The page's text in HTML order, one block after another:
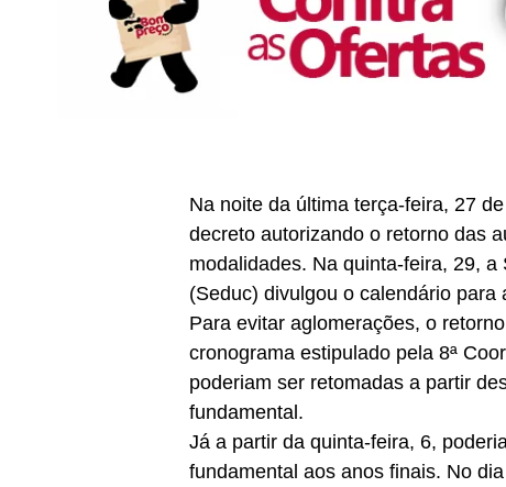
Na noite da última terça-feira, 27
decreto autorizando o retorno das
modalidades. Na quinta-feira, 29,
(Seduc) divulgou o calendário
Para evitar aglomerações, o
cronograma estipulado pela 8ª
poderiam ser retomadas a partir
fundamental.
Já a partir da quinta-feira, 6,
fundamental aos anos finais. No dia